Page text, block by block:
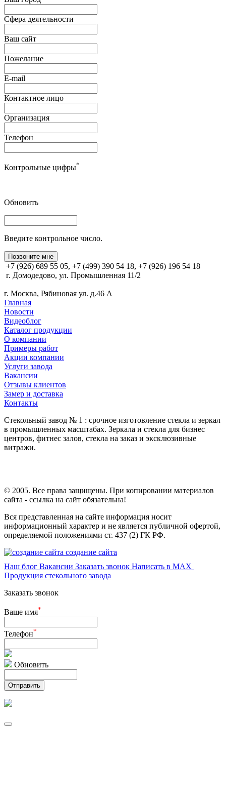
Сфера деятельности
Ваш сайт
Пожелание
E-mail
Контактное лицо
Организация
Телефон
Контрольные цифры*
Обновить
Введите контрольное число.
Позвоните мне
+7 (926) 689 55 05, +7 (499) 390 54 18, +7 (926) 196 54 18
г. Домодедово, ул. Промышленная 11/2
г. Москва, Рябиновая ул. д.46 А
Главная
Новости
Видеоблог
Каталог продукции
О компании
Примеры работ
Акции компании
Услуги завода
Вакансии
Отзывы клиентов
Замер и доставка
Контакты
Стекольный завод № 1 : срочное изготовление стекла и зеркал
в промышленных масштабах. Зеркала и стекла для бизнес
центров, фитнес залов, стекла на заказ и эксклюзивные
витражи.
© 2005. Все права защищены. При копировании материалов
сайта - ссылка на сайт обязательна!
Вся представленная на сайте информация носит
информационный характер и не является публичной офертой,
определяемой положениями ст. 437 (2) ГК РФ.
создание сайта
Наш блог Вакансии Заказать звонок Написать в MAX
Продукция стекольного завода
Заказать звонок
Ваше имя*
Телефон*
Обновить